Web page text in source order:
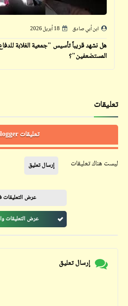
ابن أبي صادق 18 أبريل 2026
هل نشهد قريباً تأسيس "جمعية الغلابة
المستضعفين"؟
تعليقات
تعليقات Blogger
ليست هناك تعليقات إرسال تعليق
عرض
عرض التعليقات
إرسال تعليق